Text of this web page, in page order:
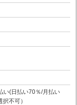
い(日払い70％/月払い
不可）